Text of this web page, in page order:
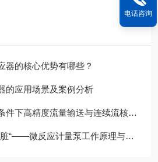
器的核心优势有哪些？
的应用场景及案例分析
高精度流量输送与连续流核心进料装备
反应计量泵工作原理与连续流工艺应用
电话咨询